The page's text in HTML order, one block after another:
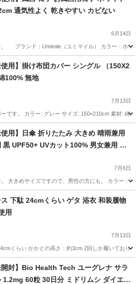
通気性よく 乾きやすい カビない
6月14日
ブランド：Umimile（ユミマイル） カラー：ホワ
その他
使用】掛け布団カバー シングル （150X2
100% 無地
7月13日
です。 カラー: グレー サイズ: 150×210cm 素材: 綿
寝具 掛け布団
使用】日傘 折りたたみ 大きめ 晴雨兼用
黒 UPF50+ UVカット100% 男女兼用 軽
き
7月6日
大きめサイズですので、男性の方にも。 カラー：
小物
ス 下駄 24cmくらい ゲタ 浴衣 和装履物
用
7月13日
くらい かかとの高さ：約3cm 2回しか履いており
靴
開封】Bio Health Tech ユーグレナ サラ
ミドリムシ ダイエッ